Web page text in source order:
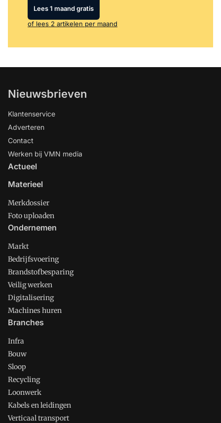
Lees 1 maand gratis
of lees 2 artikelen per maand
Nieuwsbrieven
Klantenservice
Adverteren
Contact
Werken bij VMN media
Actueel
Materieel
Merkdossier
Foto uploaden
Ondernemen
Markt
Bedrijfsvoering
Brandstofbesparing
Veilig werken
Digitalisering
Machines huren
Branches
Infra
Bouw
Sloop
Recycling
Loonwerk
Kabels en leidingen
Verticaal transport